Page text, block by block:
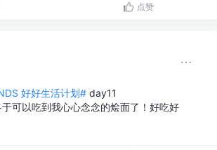
点赞
好好生活计划# day11
可以吃到我心心念念的烩面了！好吃好